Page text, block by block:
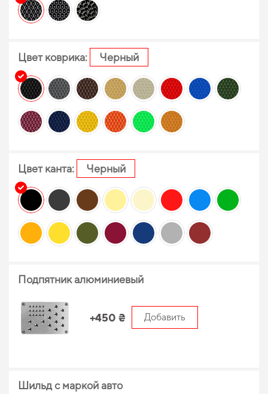
Цвет коврика: Черный
Цвет канта: Черный
Подпятник алюминиевый
+450 ₴ Добавить
Шильд с маркой авто